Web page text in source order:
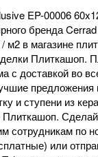
EP-00006
бренда
/ м2 в магазине
Плиткашоп.
с доставкой во
предложения
иступени из
Плиткашоп.
сотрудникам по
или